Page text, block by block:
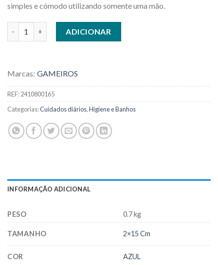
simples e cómodo utilizando somente uma mão.
ADICIONAR
Marcas: GAMEIROS
REF:2410800165
Categorias:Cuidados diários,Higiene e Banhos
INFORMAÇÃO ADICIONAL
PESO 0.7 kg
TAMANHO 2×15 Cm
COR AZUL